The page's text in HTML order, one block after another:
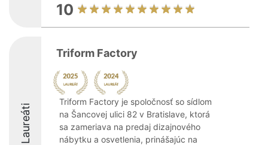
10
Laureáti
Triform Factory
Triform Factory je spoločnosť so sídlom
na Šancovej ulici 82 v Bratislave, ktorá
sa zameriava na predaj dizajnového
nábytku a osvetlenia, prinášajúc na